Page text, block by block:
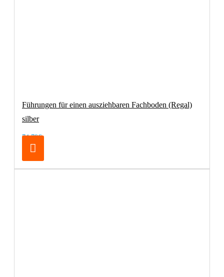
Führungen für einen ausziehbaren Fachboden (Regal)
silber
74,79€